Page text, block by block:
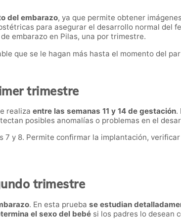
del embarazo, ya que permite obtener
para asegurar el desarrollo normal del
embarazo en Pilas, una por trimestre.
que se le hagan más hasta el momento del
trimestre
realiza entre las semanas 11 y 14 de gestación.
posibles anomalías o problemas en el
y 8. Permite confirmar la implantación,
trimestre
. En esta prueba se estudian
el sexo del bebé si los padres lo desean